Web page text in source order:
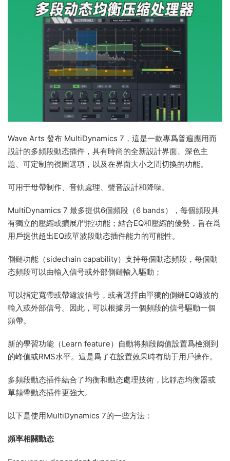
Wave Arts 發布 MultiDynamics 7，這是一款專爲普遍應用而
設計的多頻段動态插件，具有時尚的全新設計界面、深色主
題、可定制的視圖選項，以及在界面大小之間切換的功能。
可用于母帶制作、音軌處理、聲音設計和降噪。
MultiDynamics 7 最多提供6個頻段（6 bands），每個頻段具
有獨立的壓縮或擴展/門控功能；結合EQ和壓縮的優勢，旨在爲
用戶提供超出EQ或單波段動态插件能力的可能性。
側鏈功能（sidechain capability）支持每個動态頻段，每個動
态頻段可以由輸入信号或外部側鏈輸入驅動；
可以指定寬帶或帶濾波信号，或者選擇由單獨的側鏈EQ濾波的
輸入或外部信号。因此，可以根據另一個頻段的信号驅動一個
頻帶。
新的學習功能（Learn feature）自動将頻段阈值設置爲檢測到
的峰值或RMS水平。這是爲了在設置效果時有助于用戶操作。
多頻段動态插件結合了均衡和動态處理技術，比靜态均衡器或
單頻帶動态插件更強大。
以下是使用MultiDynamics 7的一些方法：
頻率相關動态